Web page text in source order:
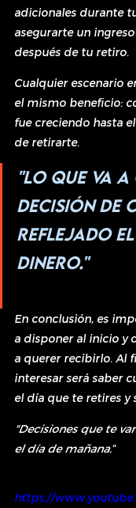
adicionales durante
asegurarte un
después de tu retiro.
Cualquier escenario
el mismo beneficio:
fue creciendo hasta
de retirarte.
"Lo que va
decisión de
reflejado el
dinero."
En conclusión, es
a disponer al inicio y
a querer recibirlo. Al
interesar será saber
el día que te retires y
"Decisiones que te
el día de mañana."
https://